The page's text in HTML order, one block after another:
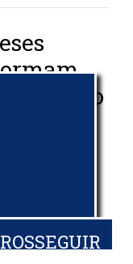
de pato